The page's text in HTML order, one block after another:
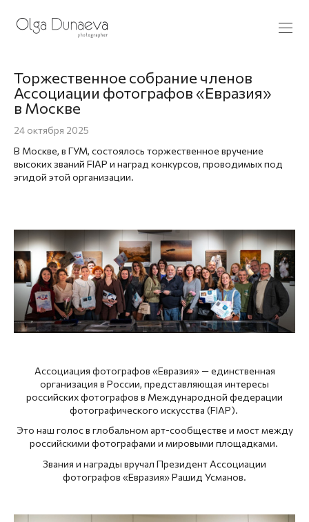
Торжественное собрание членов
Ассоциации фотографов «Евразия»
в Москве
24 октября 2025
В Москве, в ГУМ, состоялось торжественное вручение
высоких званий FIAP и наград конкурсов, проводимых под
эгидой этой организации.
Ассоциация фотографов «Евразия» — единственная
организация в России, представляющая интересы
российских фотографов в Международной федерации
фотографического искусства (FIAP).
Это наш голос в глобальном арт-сообществе и мост между
российскими фотографами и мировыми площадками.
Звания и награды вручал Президент Ассоциации
фотографов «Евразия» Рашид Усманов.